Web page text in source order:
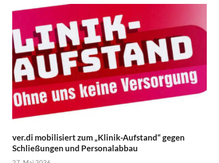
ver.di mobilisiert zum „Klinik-Aufstand“ gegen
Schließungen und Personalabbau